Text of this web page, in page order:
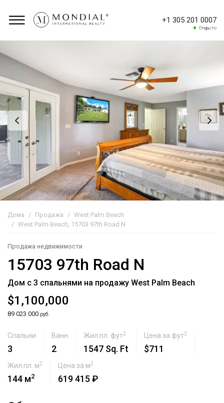
+1 305 201 0007
Открыто
Дома Продажа
West Palm Beach
West Palm Beach, 15703 97th Road N
Продажа недвижимости
15703 97th Road N
Дом с 3 спальнями на продажу West Palm Beach
$1,100,000
89 023 000 руб.
Спальни
3
Ванн
2
Жил.пл. фут2
1547 Sq. Ft
Цена за фут2
$711
Жил.пл. м2
144 м2
Цена за м2
619 415 ₽